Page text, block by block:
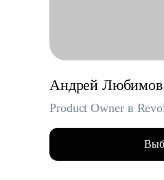
Андрей Любимов
Product Owner в